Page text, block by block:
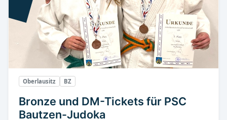
Oberlausitz BZ
Bronze und DM-Tickets für PSC
Bautzen-Judoka